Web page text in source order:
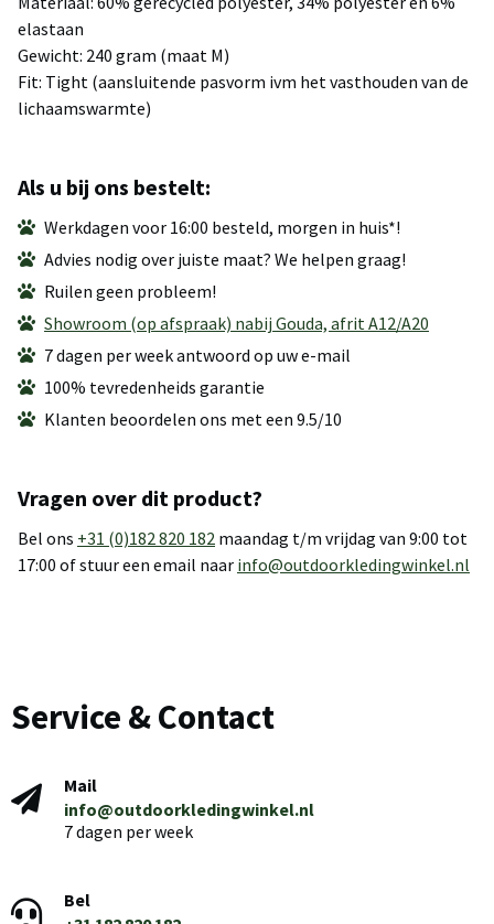
elastaan
Gewicht: 240 gram (maat M)
Fit: Tight (aansluitende pasvorm ivm het vasthouden van de
lichaamswarmte)
Als u bij ons bestelt:
Werkdagen voor 16:00 besteld, morgen in huis*!
Advies nodig over juiste maat? We helpen graag!
Ruilen geen probleem!
Showroom (op afspraak) nabij Gouda, afrit A12/A20
7 dagen per week antwoord op uw e-mail
100% tevredenheids garantie
Klanten beoordelen ons met een 9.5/10
Vragen over dit product?
Bel ons +31 (0)182 820 182 maandag t/m vrijdag van 9:00 tot
17:00 of stuur een email naar info@outdoorkledingwinkel.nl
Service & Contact
Mail
info@outdoorkledingwinkel.nl
7 dagen per week
Bel